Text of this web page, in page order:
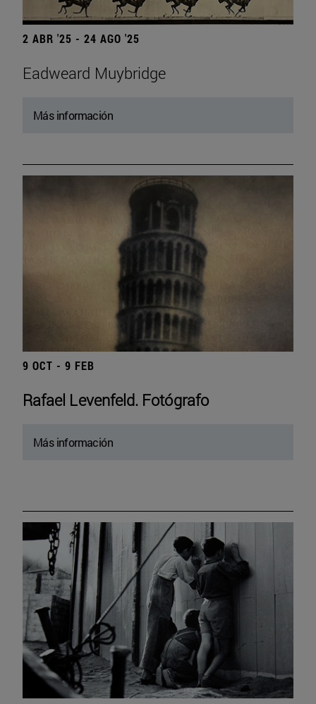
2 ABR '25 - 24 AGO '25
Eadweard Muybridge
Más información
9 OCT - 9 FEB
Rafael Levenfeld. Fotógrafo
Más información